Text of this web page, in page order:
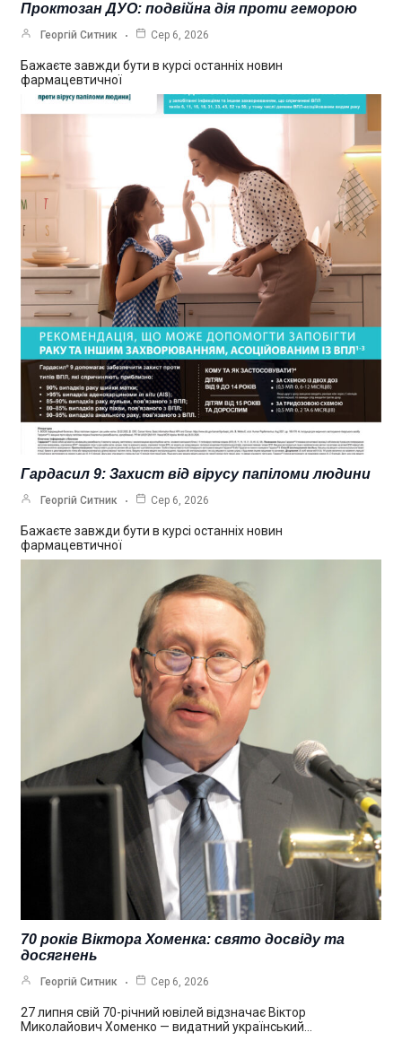
Проктозан ДУО: подвійна дія проти геморою
Георгій Ситник Сер 6, 2026
Бажаєте завжди бути в курсі останніх новин
фармацевтичної
Гардасил 9: Захист від вірусу папіломи людини
Георгій Ситник Сер 6, 2026
Бажаєте завжди бути в курсі останніх новин
фармацевтичної
70 років Віктора Хоменка: свято досвіду та
досягнень
Георгій Ситник Сер 6, 2026
27 липня свій 70-річний ювілей відзначає Віктор
Миколайович Хоменко — видатний український…